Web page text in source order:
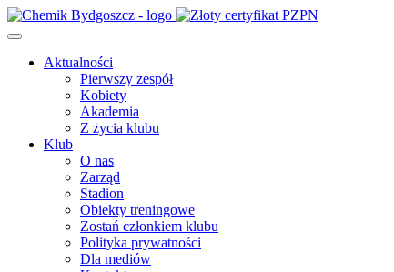
Aktualności
Pierwszy zespół
Kobiety
Akademia
Z życia klubu
Klub
O nas
Zarząd
Stadion
Obiekty treningowe
Zostań członkiem klubu
Polityka prywatności
Dla mediów